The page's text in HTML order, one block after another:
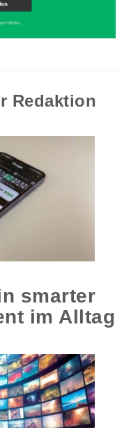
Redaktion
smarter
im Alltag